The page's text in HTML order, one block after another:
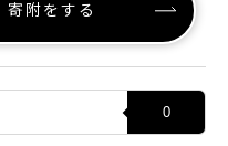
寄附をする
0